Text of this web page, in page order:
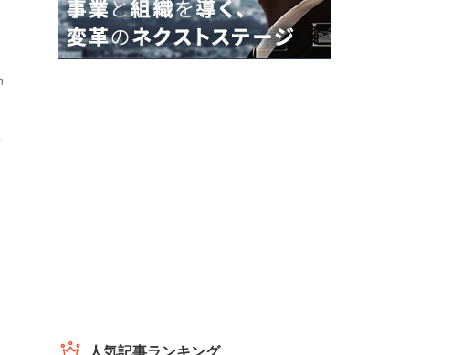
人気記事ランキング